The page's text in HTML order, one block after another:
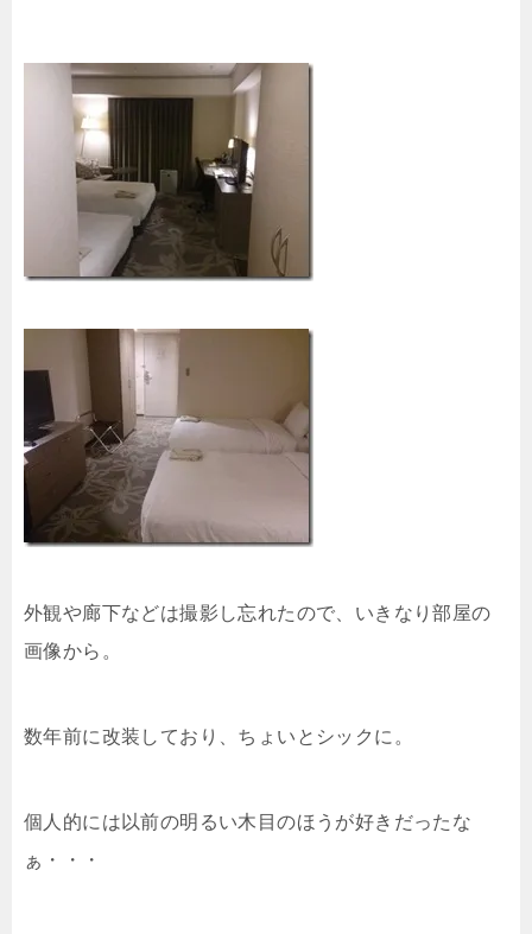
外観や廊下などは撮影し忘れたので、いきなり部屋の
画像から。
数年前に改装しており、ちょいとシックに。
個人的には以前の明るい木目のほうが好きだったな
ぁ・・・